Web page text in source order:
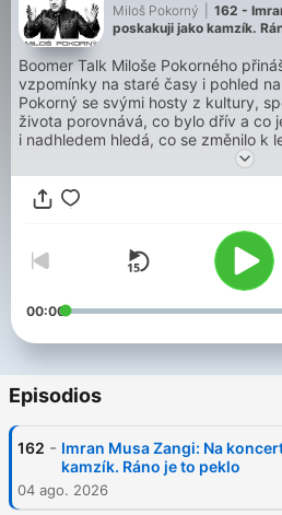
Miloš Pokorný
162 -
poskakuji jako kamzík.
Boomer Talk Miloše Pokorného
vzpomínky na staré časy i pohled
Pokorný se svými hosty z kultury,
života porovnává, co bylo dřív a co
i nadhledem hledá, co se změnilo k
zbytečně ztratilo hodnotu. Podcast
zkušenosti i názory lidí, kteří už
mluvit otevřeně. Boomer Talk
může být stále zvědavý, otevřený
ne zahořklý. Vychází každé úterý v
00:00
Episodios
162 - Imran Musa Zangi: Na
kamzík. Ráno je to peklo
04 ago. 2026